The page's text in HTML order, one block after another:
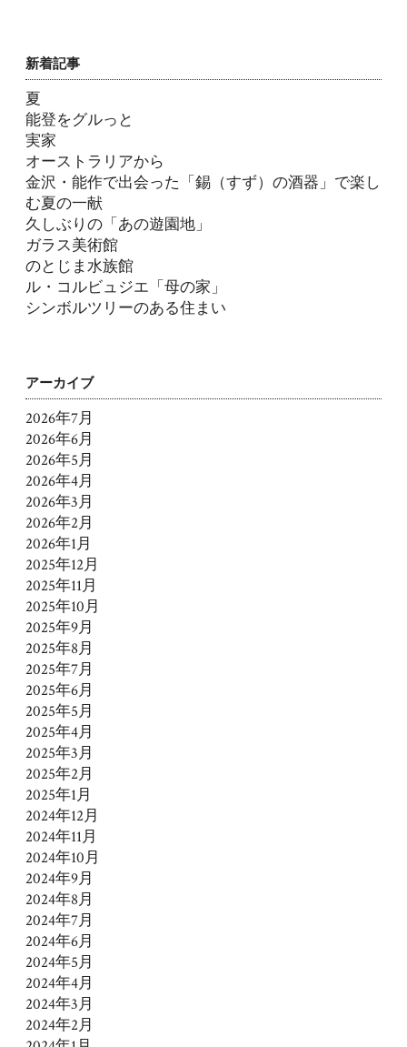
新着記事
夏
能登をグルっと
実家
オーストラリアから
金沢・能作で出会った「錫（すず）の酒器」で楽し
む夏の一献
久しぶりの「あの遊園地」
ガラス美術館
のとじま水族館
ル・コルビュジエ「母の家」
シンボルツリーのある住まい
アーカイブ
2026年7月
2026年6月
2026年5月
2026年4月
2026年3月
2026年2月
2026年1月
2025年12月
2025年11月
2025年10月
2025年9月
2025年8月
2025年7月
2025年6月
2025年5月
2025年4月
2025年3月
2025年2月
2025年1月
2024年12月
2024年11月
2024年10月
2024年9月
2024年8月
2024年7月
2024年6月
2024年5月
2024年4月
2024年3月
2024年2月